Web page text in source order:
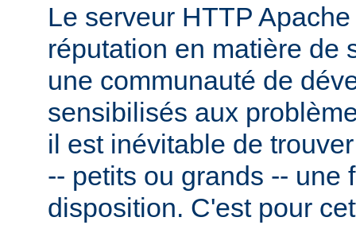
Le serveur HTTP
réputation en matière de
une communauté de
sensibilisés aux
il est inévitable de
-- petits ou grands -- une
disposition. C'est pour